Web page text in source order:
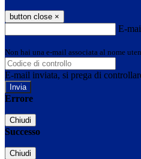
button close ×
E-
Non hai una e-mail associata al nome
E-mail inviata, si prega di
Errore
Chiudi
Successo
Chiudi